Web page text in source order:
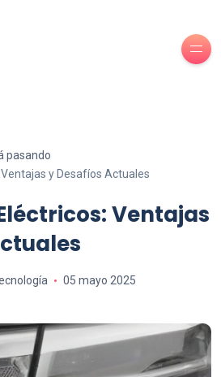
pasando
y Desafíos Actuales
Ventajas
05 mayo 2025